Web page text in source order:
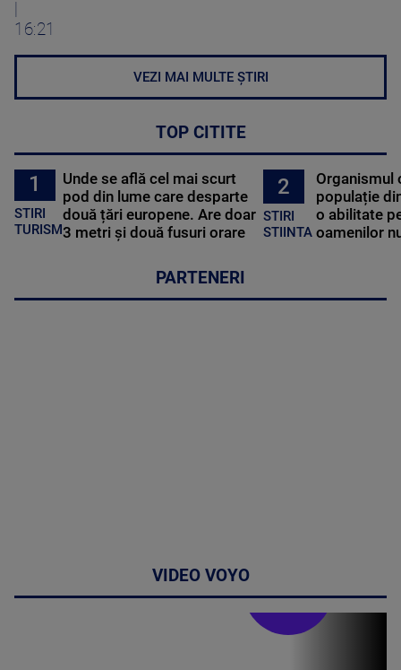
16:21
VEZI MAI MULTE ȘTIRI
TOP CITITE
1
STIRI
TURISM
Unde se află cel mai scurt
pod din lume care desparte
două țări europene. Are doar
3 metri și două fusuri orare
2
STIRI
STIINTA
Organismul
populație
o abilitate
oamenilor
PARTENERI
VIDEO VOYO